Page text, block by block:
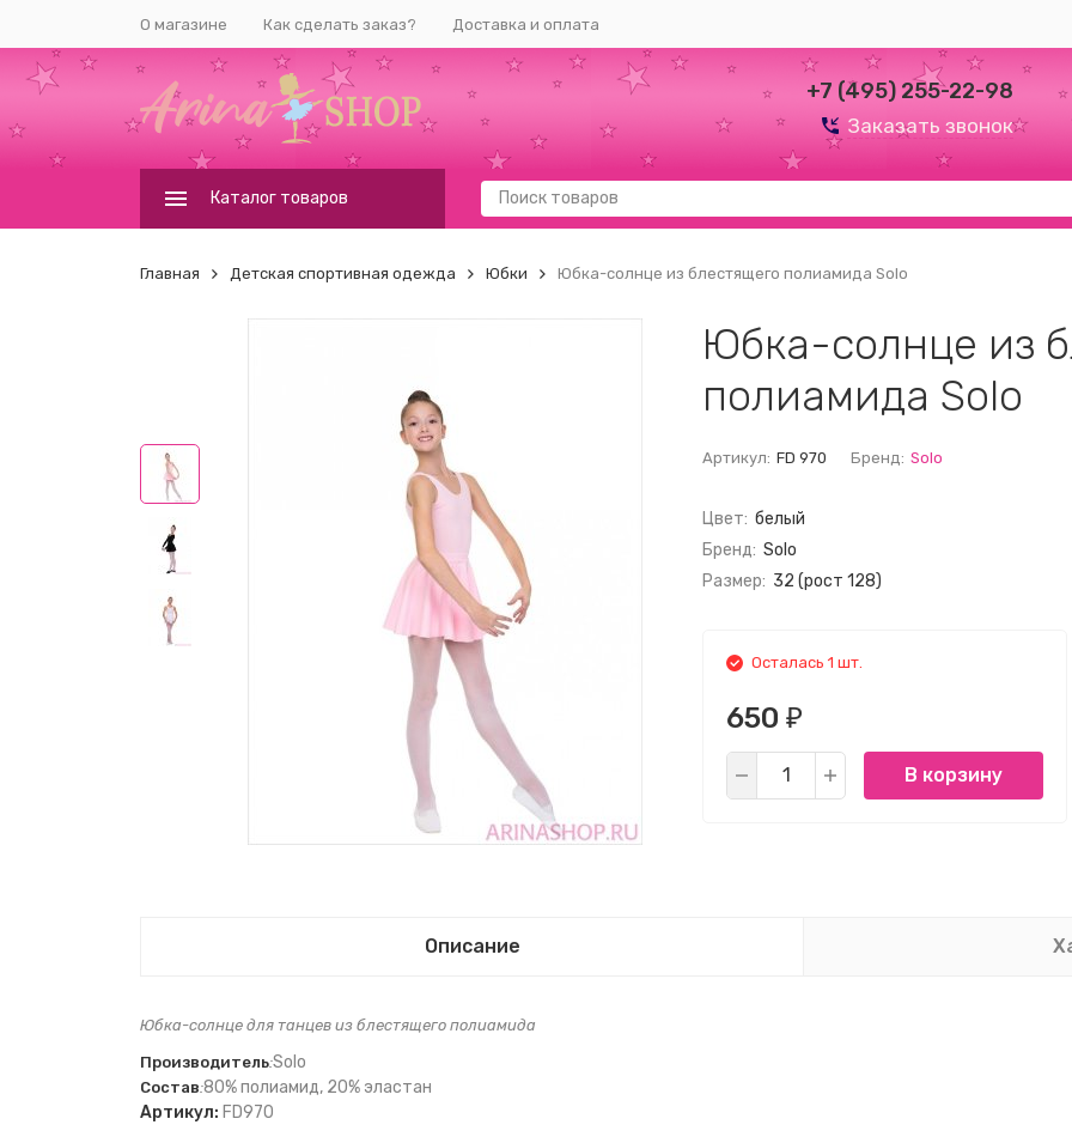
О магазине Как сделать заказ? Доставка и оплата
+7 (495) 255-22-98
Заказать звонок
Каталог товаров
Главная Детская спортивная одежда Юбки Юбка-солнце из блестящего полиамида Solo
Юбка-солнце из
полиамида Solo
Артикул: FD 970 Бренд: Solo
Цвет: белый
Бренд: Solo
Размер: 32 (рост 128)
Осталась 1 шт.
650 ₽
В корзину
Описание
Юбка-солнце для танцев из блестящего полиамида
Производитель:Solo
Состав:80% полиамид, 20% эластан
Артикул: FD970